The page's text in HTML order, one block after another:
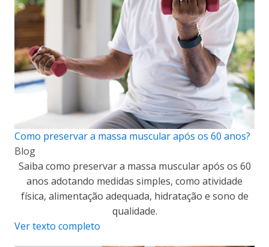
Como preservar a massa muscular após os 60 anos?
Blog
Saiba como preservar a massa muscular após os 60
anos adotando medidas simples, como atividade
física, alimentação adequada, hidratação e sono de
qualidade.
Ver texto completo